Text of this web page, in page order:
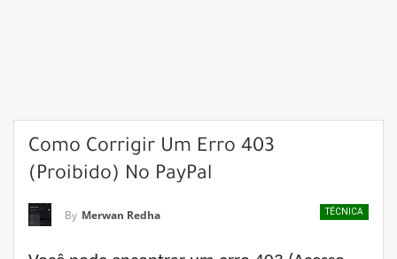
Como Corrigir Um Erro 403
(Proibido) No PayPal
TÉCNICA
By Merwan Redha